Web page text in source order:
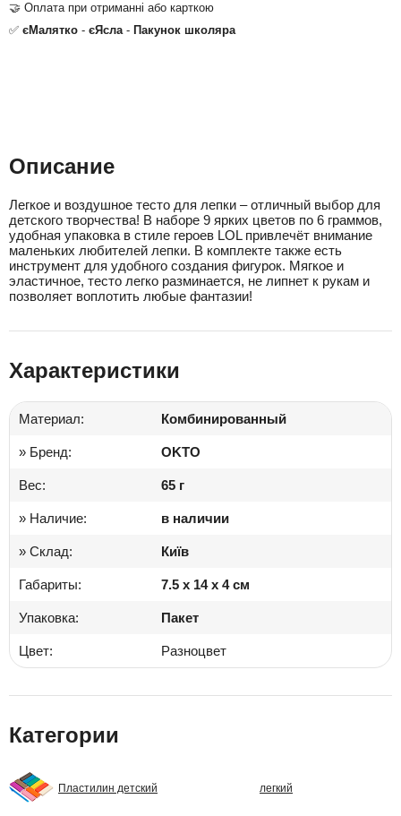
🤝 Оплата при отриманні або карткою
✅ єМалятко - єЯсла- Пакунок школяра
Описание
Легкое и воздушное тесто для лепки – отличный выбор для
детского творчества! В наборе 9 ярких цветов по 6 граммов,
удобная упаковка в стиле героев LOL привлечёт внимание
маленьких любителей лепки. В комплекте также есть
инструмент для удобного создания фигурок. Мягкое и
эластичное, тесто легко разминается, не липнет к рукам и
позволяет воплотить любые фантазии!
Характеристики
Материал: Комбинированный
» Бренд: OKTO
Вес: 65 г
» Наличие: в наличии
» Склад: Київ
Габариты: 7.5 x 14 x 4 см
Упаковка: Пакет
Цвет: Разноцвет
Категории
Пластилин детский легкий